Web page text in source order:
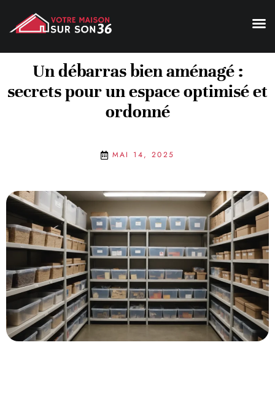
Un débarras bien aménagé :
secrets pour un espace optimisé et
ordonné
MAI 14, 2025